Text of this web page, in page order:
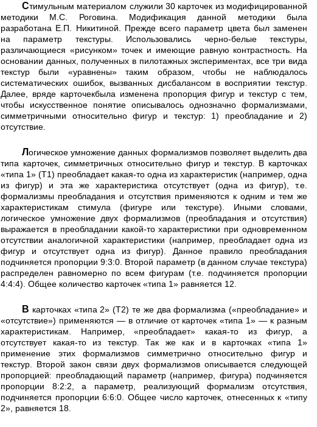
Стимульным материалом служили 30 карточек из модифи­цированной
методики М.С. Роговина. Модификация данной методики была
разработана Е.П. Никитиной. Прежде всего параметр цвета был заменен
на параметр текстуры. Исполь­зовались черно-белые текстуры,
различающиеся «рисунком» точек и имеющие равную контрастность. На
основании данных, полученных в пилотажных экспериментах, все три вида
текстур были «уравнены» таким образом, чтобы не наблюдалось
систематических ошибок, вызванных дисбалансом в воспри­ятии текстур.
Далее, вряде карточекбыла изменена пропорция фигур и текстур с тем,
чтобы искусственное понятие описы­валось однозначно формализмами,
симметричными относи­тельно фигур и текстур: 1) преобладание и 2)
отсутствие.
Логическое умножение данных формализмов позволяет выделить два
типа карточек, симметричных относительно фигур и текстур. В карточках
«типа 1» (Т1) преобладает какая-то одна из характеристик (например, одна
из фигур) и эта же характеристика отсутствует (одна из фигур), т.е.
формализмы преобладания и отсутствия применяются к одним и тем же
характеристикам стимула (фигуре или текстуре). Иными словами,
логическое умножение двух формализмов (преобладания и отсутствия)
выражается в преобладании какой-то характеристики при одновременном
отсутствии аналогичной характеристики (например, преобладает одна из
фигур и отсутствует одна из фигур). Данное правило преобладания
подчиняется пропорции 9:3:0. Второй пара­метр (в данном случае текстура)
распределен равномерно по всем фигурам (т.е. подчиняется пропорции
4:4:4). Общее количество карточек «типа 1» равняется 12.
В карточках «типа 2» (Т2) те же два формализма («пре­обладание» и
«отсутствие») применяются — в отличие от карточек «типа 1» — к разным
характеристикам. Например, «преобладает» какая-то из фигур, а
отсутствует какая-то из текстур. Так же как и в карточках «типа 1»
применение этих формализмов симметрично относительно фигур и
текстур. Второй закон связи двух формализмов описывается следу­ющей
пропорцией: преобладающий параметр (например, фи­гура) подчиняется
пропорции 8:2:2, а параметр, реализую­щий формализм отсутствия,
подчиняется пропорции 6:6:0. Общее число карточек, отнесенных к «типу
2», равняется 18.